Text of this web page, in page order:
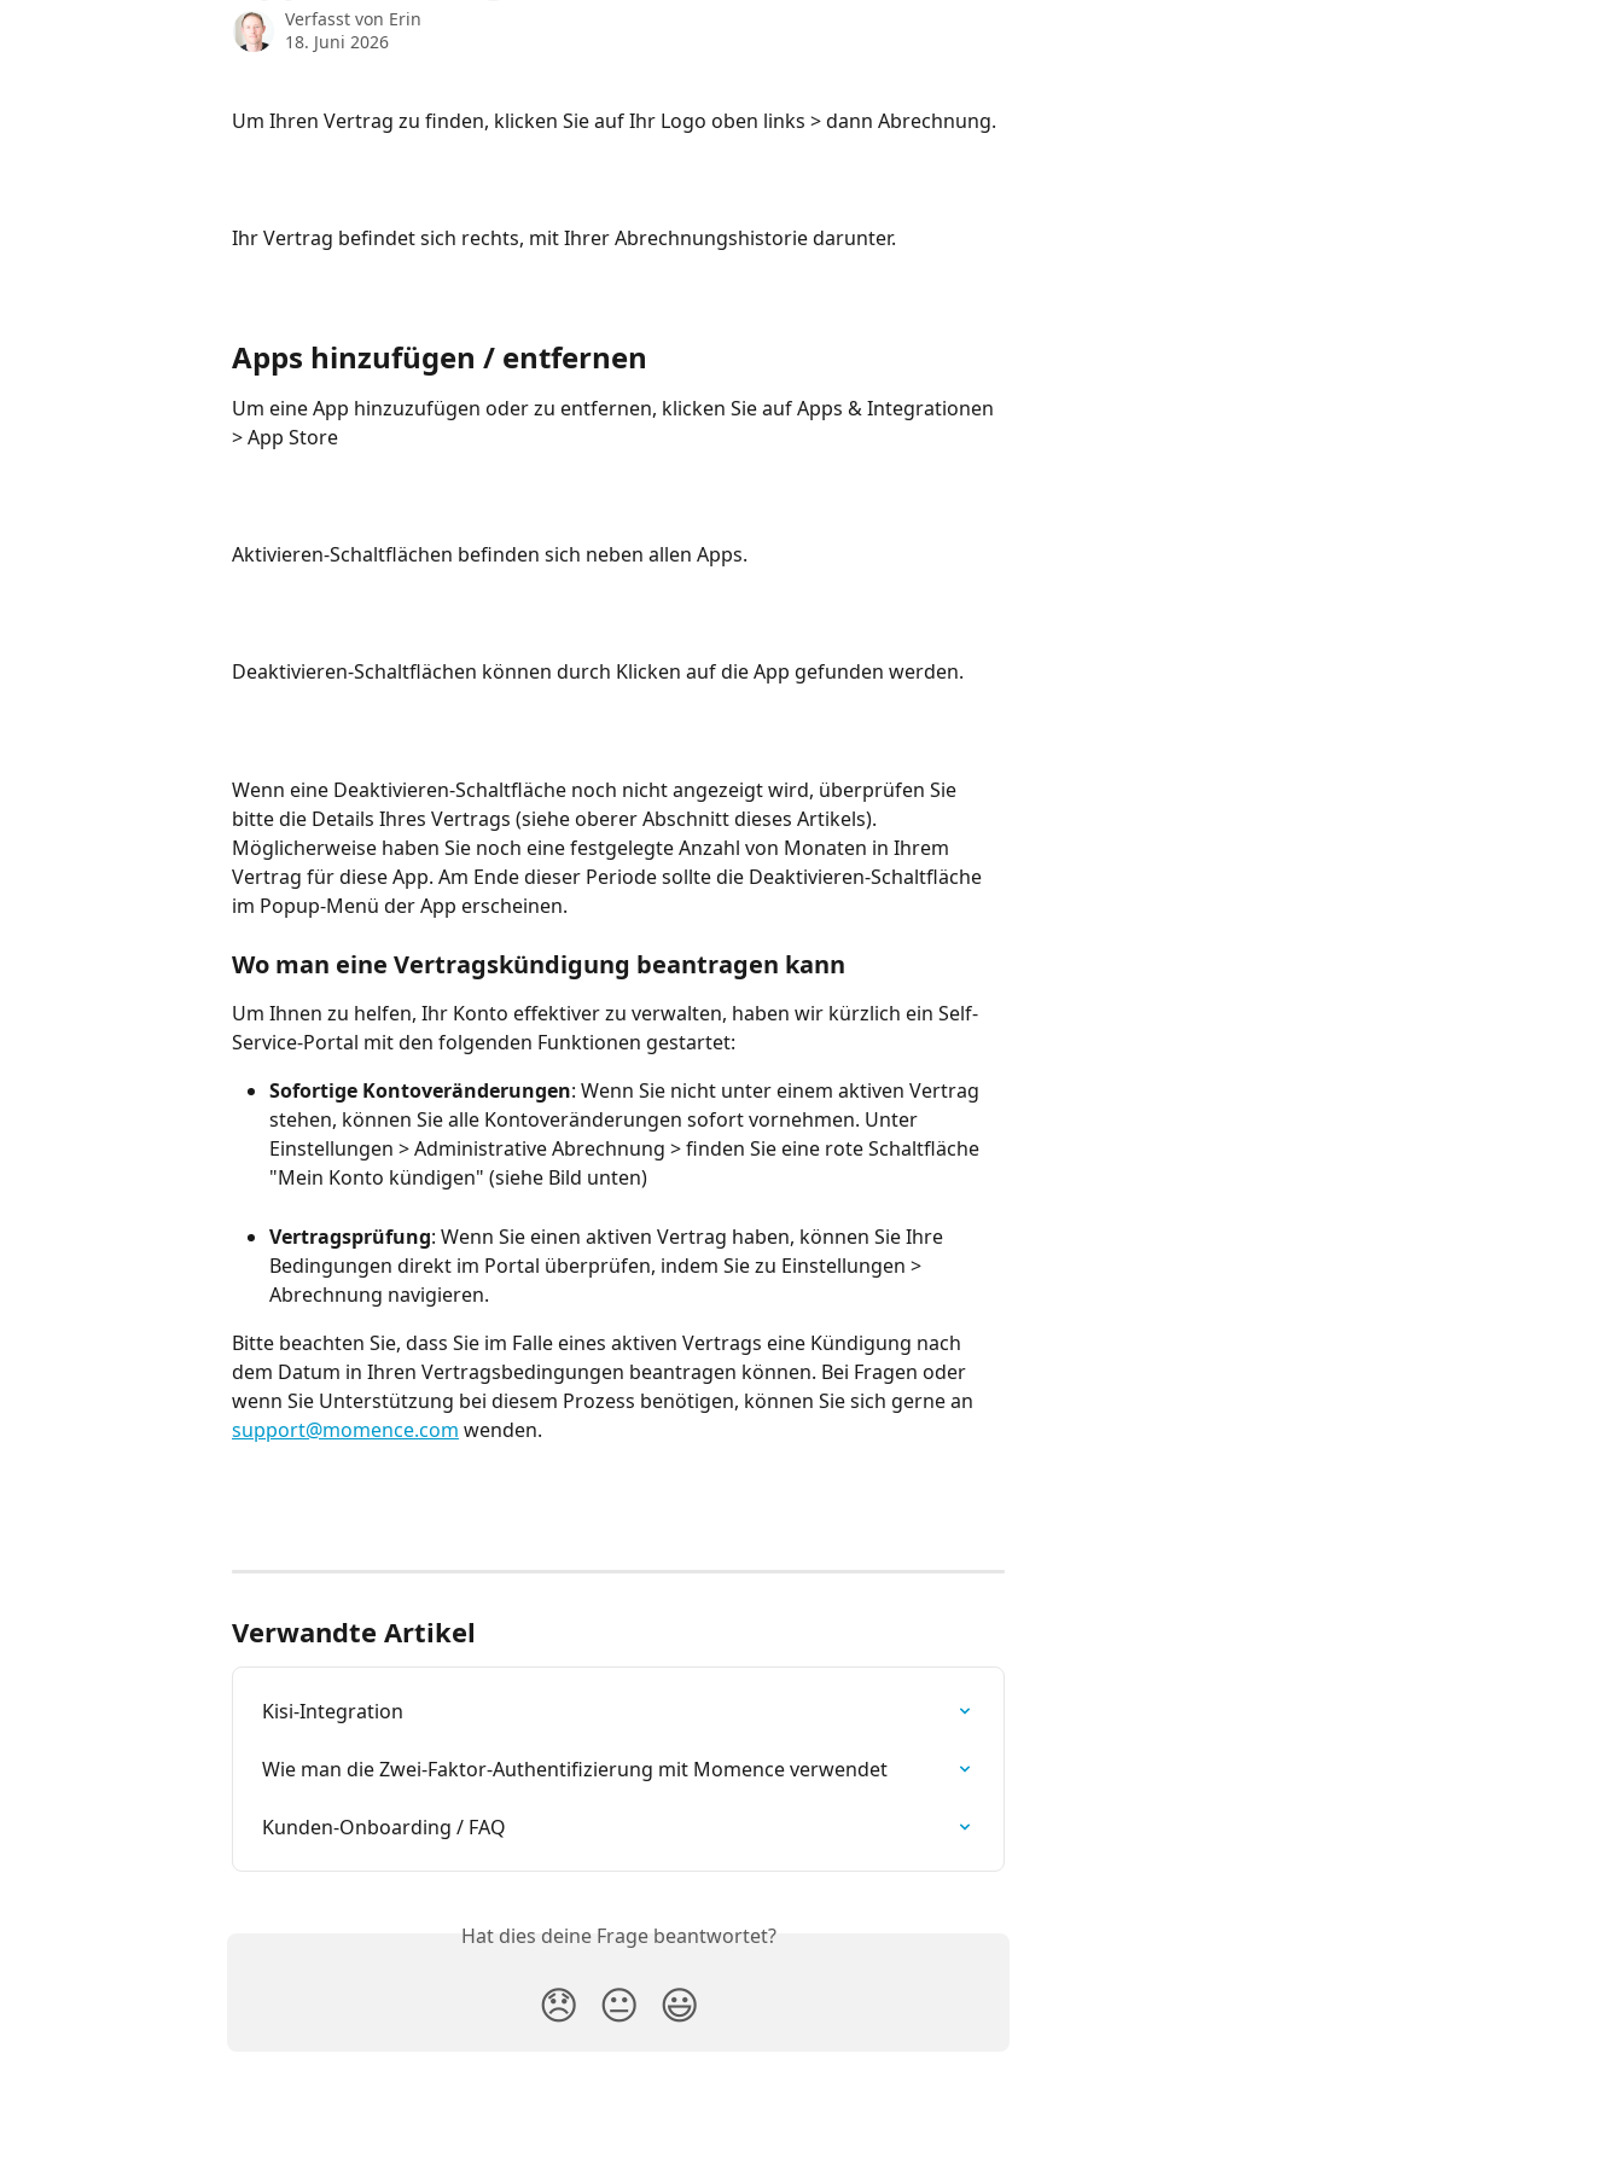
Verfasst von Erin
18. Juni 2026
Um Ihren Vertrag zu finden, klicken Sie auf Ihr Logo oben links > dann Abrechnung.
Ihr Vertrag befindet sich rechts, mit Ihrer Abrechnungshistorie darunter.
Apps hinzufügen / entfernen
Um eine App hinzuzufügen oder zu entfernen, klicken Sie auf Apps & Integrationen
> App Store
Aktivieren-Schaltflächen befinden sich neben allen Apps.
Deaktivieren-Schaltflächen können durch Klicken auf die App gefunden werden.
Wenn eine Deaktivieren-Schaltfläche noch nicht angezeigt wird, überprüfen Sie
bitte die Details Ihres Vertrags (siehe oberer Abschnitt dieses Artikels).
Möglicherweise haben Sie noch eine festgelegte Anzahl von Monaten in Ihrem
Vertrag für diese App. Am Ende dieser Periode sollte die Deaktivieren-Schaltfläche
im Popup-Menü der App erscheinen.
Wo man eine Vertragskündigung beantragen kann
Um Ihnen zu helfen, Ihr Konto effektiver zu verwalten, haben wir kürzlich ein Self-
Service-Portal mit den folgenden Funktionen gestartet:
Sofortige Kontoveränderungen: Wenn Sie nicht unter einem aktiven Vertrag
stehen, können Sie alle Kontoveränderungen sofort vornehmen. Unter
Einstellungen > Administrative Abrechnung > finden Sie eine rote Schaltfläche
"Mein Konto kündigen" (siehe Bild unten)
Vertragsprüfung: Wenn Sie einen aktiven Vertrag haben, können Sie Ihre
Bedingungen direkt im Portal überprüfen, indem Sie zu Einstellungen >
Abrechnung navigieren.
Bitte beachten Sie, dass Sie im Falle eines aktiven Vertrags eine Kündigung nach
dem Datum in Ihren Vertragsbedingungen beantragen können. Bei Fragen oder
wenn Sie Unterstützung bei diesem Prozess benötigen, können Sie sich gerne an
support@momence.com wenden.
Verwandte Artikel
Kisi-Integration
Wie man die Zwei-Faktor-Authentifizierung mit Momence verwendet
Kunden-Onboarding / FAQ
Hat dies deine Frage beantwortet?
😞 😐 😃